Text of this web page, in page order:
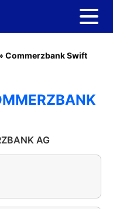
Commerzbank Swift
AG